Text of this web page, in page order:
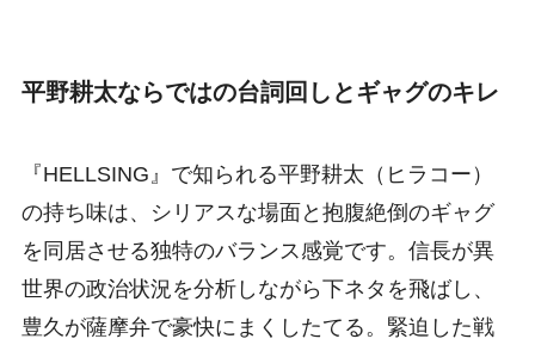
平野耕太ならではの台詞回しとギャグのキレ
『HELLSING』で知られる平野耕太（ヒラコー）
の持ち味は、シリアスな場面と抱腹絶倒のギャグ
を同居させる独特のバランス感覚です。信長が異
世界の政治状況を分析しながら下ネタを飛ばし、
豊久が薩摩弁で豪快にまくしたてる。緊迫した戦